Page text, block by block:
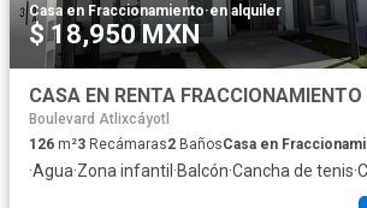
Casa en Fraccionamiento·en alquiler
$ 18,950 MXN
Boulevard Atlixcáyotl
126 m²3 Recámaras2 BañosCasa en
·Agua·Zona infantil·Balcón·Cancha de tenis·